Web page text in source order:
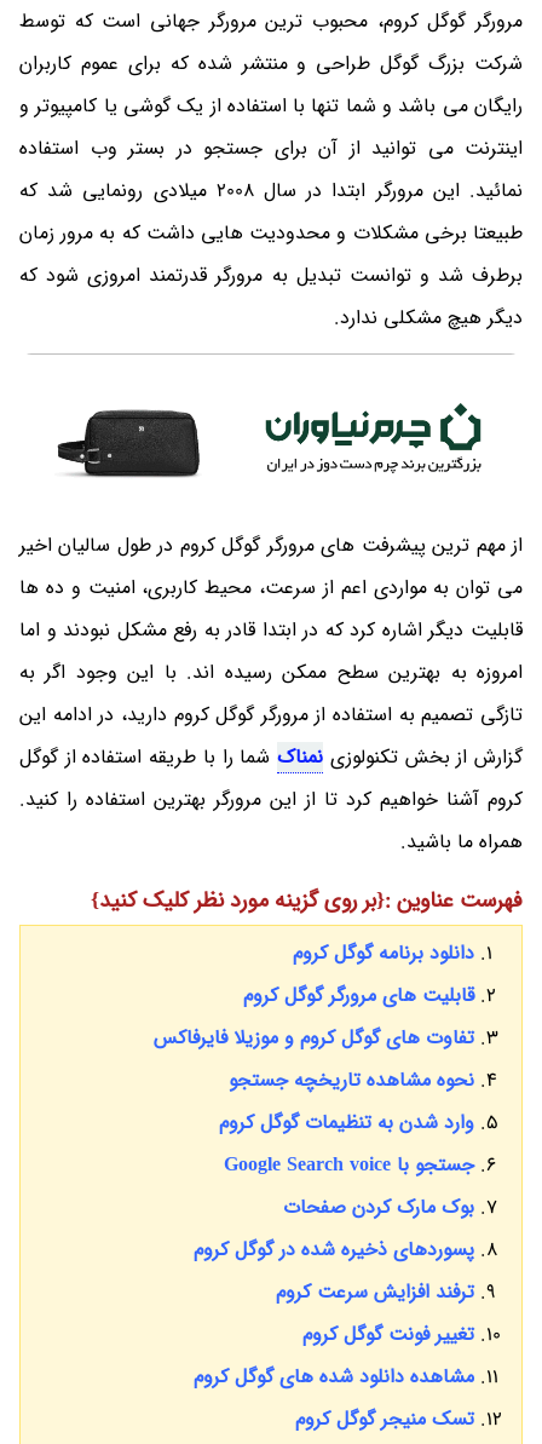
مرورگر گوگل کروم، محبوب ترین مرورگر جهانی است که توسط
شرکت بزرگ گوگل طراحی و منتشر شده که برای عموم کاربران
رایگان می باشد و شما تنها با استفاده از یک گوشی یا کامپیوتر و
اینترنت می توانید از آن برای جستجو در بستر وب استفاده
نمائید. این مرورگر ابتدا در سال 2008 میلادی رونمایی شد که
طبیعتا برخی مشکلات و محدودیت هایی داشت که به مرور زمان
برطرف شد و توانست تبدیل به مرورگر قدرتمند امروزی شود که
دیگر هیچ مشکلی ندارد.
از مهم ترین پیشرفت های مرورگر گوگل کروم در طول سالیان اخیر
می توان به مواردی اعم از سرعت، محیط کاربری، امنیت و ده ها
قابلیت دیگر اشاره کرد که در ابتدا قادر به رفع مشکل نبودند و اما
امروزه به بهترین سطح ممکن رسیده اند. با این وجود اگر به
تازگی تصمیم به استفاده از مرورگر گوگل کروم دارید، در ادامه این
گزارش از بخش تکنولوزی نمناکشما را با طریقه استفاده از گوگل
کروم آشنا خواهیم کرد تا از این مرورگر بهترین استفاده را کنید.
همراه ما باشید.
فهرست عناوین :{بر روی گزینه مورد نظر کلیک کنید}
دانلود برنامه گوگل کروم
قابلیت های مرورگر گوگل کروم
تفاوت های گوگل کروم و موزیلا فایرفاکس
نحوه مشاهده تاریخچه جستجو
وارد شدن به تنظیمات گوگل کروم
جستجو با Google Search voice
بوک مارک کردن صفحات
پسوردهای ذخیره شده در گوگل کروم
ترفند افزایش سرعت کروم
تغییر فونت گوگل کروم
مشاهده دانلود شده های گوگل کروم
تسک منیجر گوگل کروم